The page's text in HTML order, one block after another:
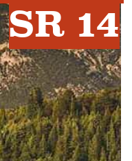
SR 14